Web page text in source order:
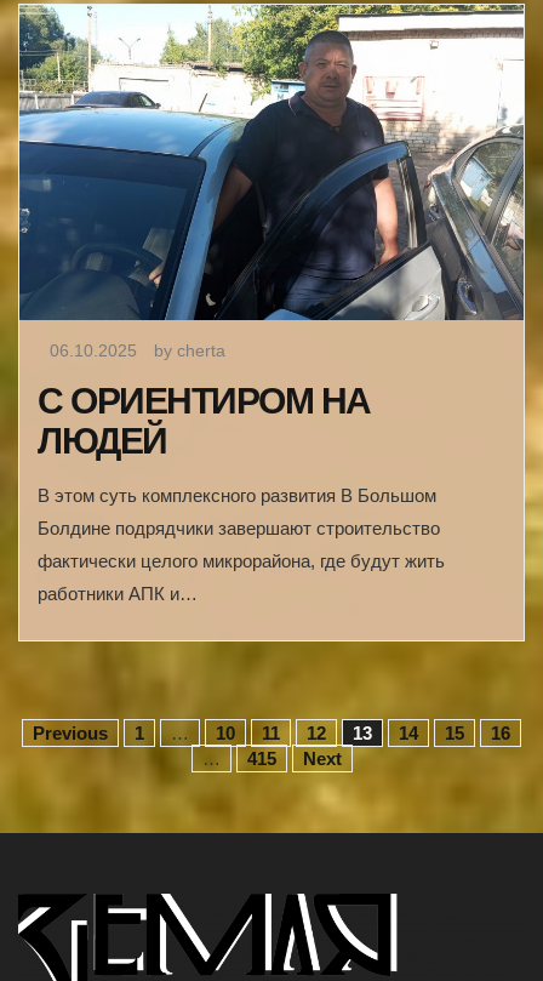
06.10.2025 by cherta
С ОРИЕНТИРОМ НА
ЛЮДЕЙ
В этом суть комплексного развития В Большом
Болдине подрядчики завершают строительство
фактически целого микрорайона, где будут жить
работники АПК и…
Н
г
а
Previous 1 … 10 11 12 13 14 15
16
…
415 Next